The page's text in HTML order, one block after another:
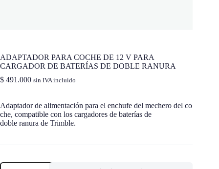
ADAPTADOR PARA COCHE DE 12 V PARA
CARGADOR DE BATERÍAS DE DOBLE RANURA
$ 491.000 sin IVA incluido
Adaptador de alimentación para el enchufe del mechero del co
che, compatible con los cargadores de baterías de
doble ranura de Trimble.
ADAPTADOR